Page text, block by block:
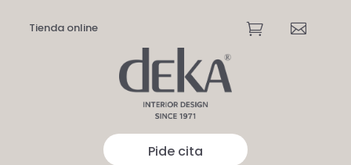
Tienda online  
Pide cita